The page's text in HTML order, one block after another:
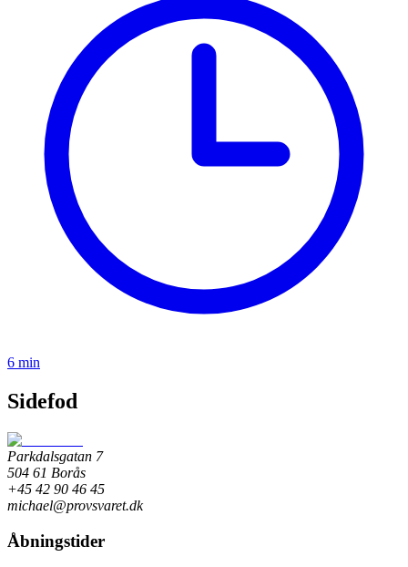
6 min
Sidefod
Parkdalsgatan 7
504 61 Borås
+45 42 90 46 45
michael@provsvaret.dk
Åbningstider